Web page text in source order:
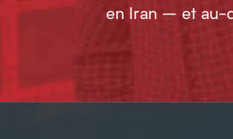
en Iran – et au-